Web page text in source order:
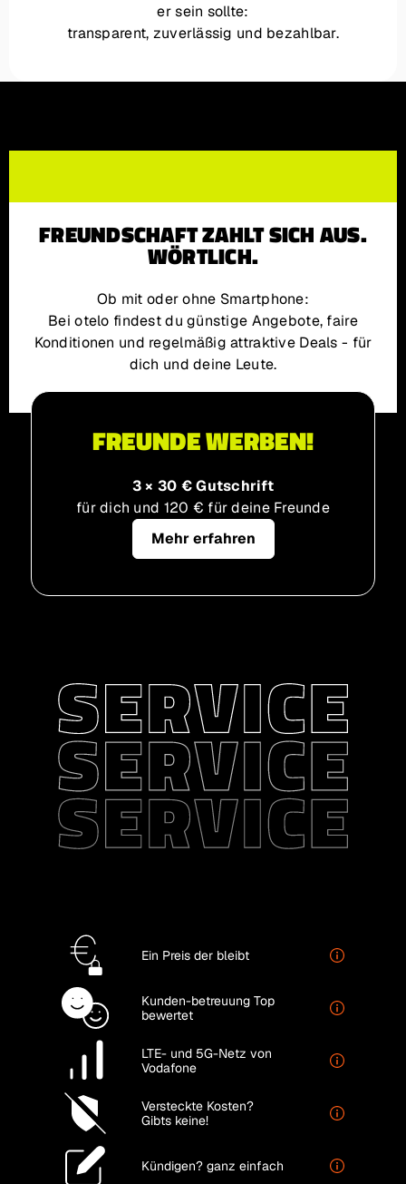
er sein sollte:
transparent, zuverlässig und bezahlbar.
FREUNDSCHAFT ZAHLT SICH AUS.
WÖRTLICH.
Ob mit oder ohne Smartphone:
Bei otelo findest du günstige Angebote, faire
Konditionen und regelmäßig attraktive Deals - für
dich und deine Leute.
FREUNDE WERBEN!
3 × 30 € Gutschrift
für dich und 120 € für deine Freunde
Mehr erfahren
Service
Ein Preis der bleibt
Kunden-betreuung Top
bewertet
LTE- und 5G-Netz von
Vodafone
Versteckte Kosten?
Gibts keine!
Kündigen? ganz einfach